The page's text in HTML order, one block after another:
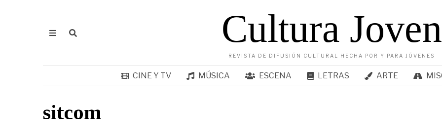
Cultura Joven
REVISTA DE DIFUSIÓN CULTURAL HECHA POR Y PARA JÓVENES
CINE Y TV MÚSICA ESCENA LETRAS ARTE
sitcom